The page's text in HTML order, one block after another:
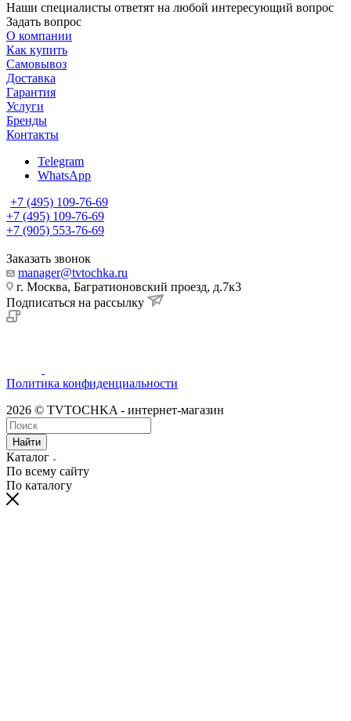
Наши специалисты ответят на любой интересующий вопрос
Задать вопрос
О компании
Как купить
Самовывоз
Доставка
Гарантия
Услуги
Бренды
Контакты
Telegram
WhatsApp
+7 (495) 109-76-69
+7 (495) 109-76-69
+7 (905) 553-76-69
Заказать звонок
manager@tvtochka.ru
г. Москва, Багратионовский проезд, д.7к3
Подписаться на рассылку
Политика конфиденциальности
2026 © TVTOCHKA - интернет-магазин
Найти
Каталог
По всему сайту
По каталогу